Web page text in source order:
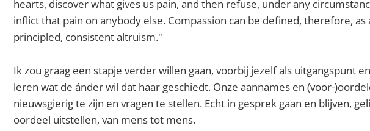
hearts, discover what gives us pain, and then refuse, under any
inflict that pain on anybody else. Compassion can be defined, therefore,
principled, consistent altruism."
Ik zou graag een stapje verder willen gaan, voorbij jezelf als uitgangspunt
leren wat de ánder wil dat haar geschiedt. Onze aannames en (voor-
nieuwsgierig te zijn en vragen te stellen. Echt in gesprek gaan en blijven,
oordeel uitstellen, van mens tot mens.